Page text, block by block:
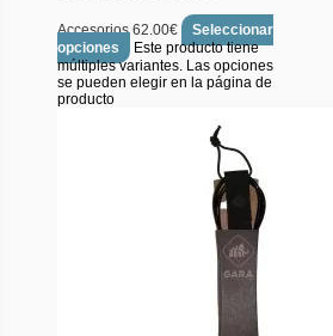
Accesorios62.00€
Seleccionar
opciones
Este producto tiene
múltiples variantes. Las opciones
se pueden elegir en la página de
producto